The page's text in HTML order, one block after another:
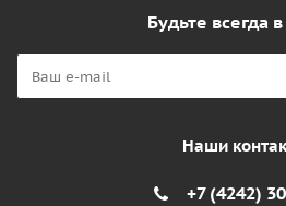
Будьте всегда
Наши
+7 (4242)